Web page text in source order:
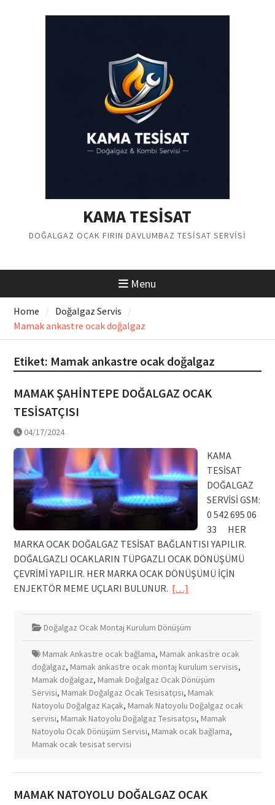
KAMA TESİSAT
DOĞALGAZ OCAK FIRIN DAVLUMBAZ TESİSAT SERVİSİ
Menu
Home
Doğalgaz Servis
Mamak ankastre ocak doğalgaz
Etiket: Mamak ankastre ocak doğalgaz
MAMAK ŞAHİNTEPE DOĞALGAZ OCAK
TESİSATÇISI
04/17/2024
KAMA
TESİSAT
DOĞALGAZ
SERVİSİ GSM:
0 542 695 06
33 HER
MARKA OCAK DOĞALGAZ TESİSAT BAĞLANTISI YAPILIR.
DOĞALGAZLI OCAKLARIN TÜPGAZLI OCAK DÖNÜŞÜMÜ
ÇEVRİMİ YAPILIR. HER MARKA OCAK DÖNÜŞÜMÜ İÇİN
ENJEKTÖR MEME UÇLARI BULUNUR. […]
Doğalgaz Ocak Montaj Kurulum Dönüşüm
Mamak Ankastre ocak bağlama, Mamak ankastre ocak
doğalgaz, Mamak ankastre ocak montaj kurulum servisis,
Mamak doğalgaz, Mamak Doğalgaz Ocak Dönüşüm
Servisi, Mamak Doğalgaz Ocak Tesisatçısı, Mamak
Natoyolu Doğalgaz Kaçak, Mamak Natoyolu Doğalgaz ocak
servisi, Mamak Natoyolu Doğalgaz Tesisatçısı, Mamak
Natoyolu Ocak Dönüşüm Servisi, Mamak ocak bağlama,
Mamak ocak tesisat servisi
MAMAK NATOYOLU DOĞALGAZ OCAK